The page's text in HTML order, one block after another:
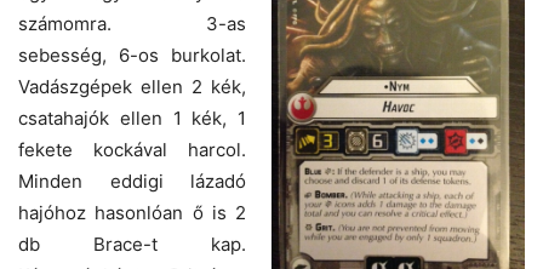
számomra. 3-as
sebesség, 6-os burkolat.
Vadászgépek ellen 2 kék,
csatahajók ellen 1 kék, 1
fekete kockával harcol.
Minden eddigi lázadó
hajóhoz hasonlóan ő is 2
db Brace-t kap.